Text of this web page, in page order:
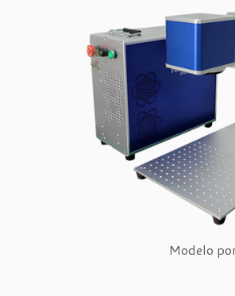
Modelo